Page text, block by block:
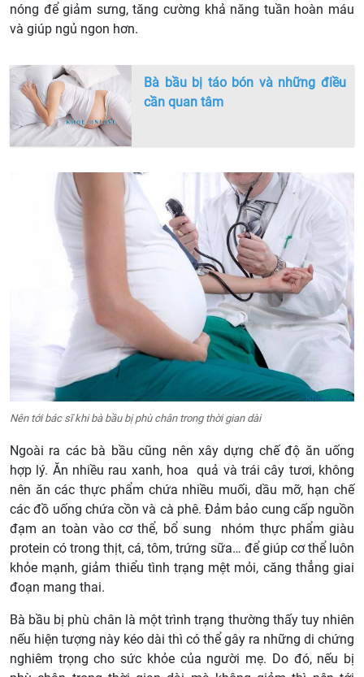
nóng để giảm sưng, tăng cường khả năng tuần hoàn máu
và giúp ngủ ngon hơn.
Bà bầu bị táo bón và những điều
cần quan tâm
Nên tới bác sĩ khi bà bầu bị phù chân trong thời gian dài
Ngoài ra các bà bầu cũng nên xây dựng chế độ ăn uống
hợp lý. Ăn nhiều rau xanh, hoa quả và trái cây tươi, không
nên ăn các thực phẩm chứa nhiều muối, dầu mỡ, hạn chế
các đồ uống chứa cồn và cà phê. Đảm bảo cung cấp nguồn
đạm an toàn vào cơ thể, bổ sung nhóm thực phẩm giàu
protein có trong thịt, cá, tôm, trứng sữa… để giúp cơ thể luôn
khỏe mạnh, giảm thiểu tình trạng mệt mỏi, căng thẳng giai
đoạn mang thai.
Bà bầu bị phù chân là một trình trạng thường thấy tuy nhiên
nếu hiện tượng này kéo dài thì có thể gây ra những di chứng
nghiêm trọng cho sức khỏe của người mẹ. Do đó, nếu bị